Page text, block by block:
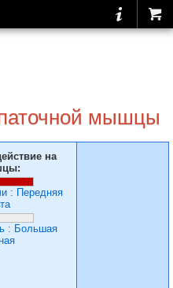
мышцы
на
: Передняя
: Большая